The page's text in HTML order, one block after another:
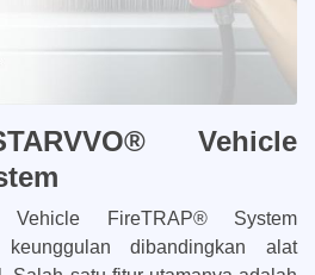
Vehicle
Vehicle FireTRAP® System
dibandingkan alat